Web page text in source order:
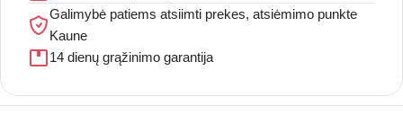
Galimybė patiems atsiimti prekes, atsiėmimo punkte
Kaune
14 dienų grąžinimo garantija